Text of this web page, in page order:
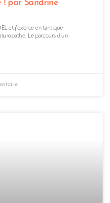
! par Sandrine
et j’exerce en tant que
Le parcours d’un